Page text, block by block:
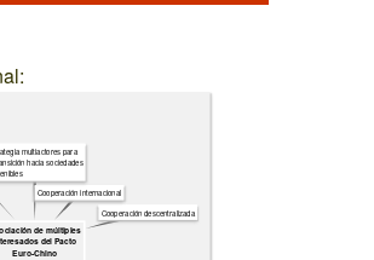
de múltiples
del Pacto
Euro-Chino
Cooperación descentralizada
Cooperación internacional
multiactores para
hacia sociedades